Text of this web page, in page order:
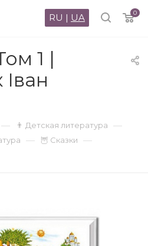
0
RU | UA
1 |
— 👨 Детская литература —
— 🦉 Сказки —